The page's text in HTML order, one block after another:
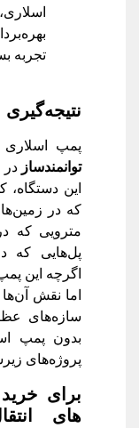
تجربه
نتیجه‌گیری
پمپ اسلاری
توانمندساز
این
که در
مترویی که
پل‌هایی که
اگرچه این
اما نقش
سازه‌های
بدون پمپ
پروژه‌های
برای
های